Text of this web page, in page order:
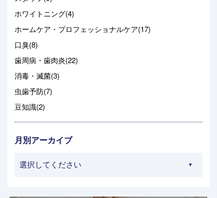
ホワイトニング(4)
ホームケア・プロフェッショナルケア(17)
口臭(8)
歯周病・歯肉炎(22)
消毒・滅菌(3)
虫歯予防(7)
豆知識(2)
月別アーカイブ